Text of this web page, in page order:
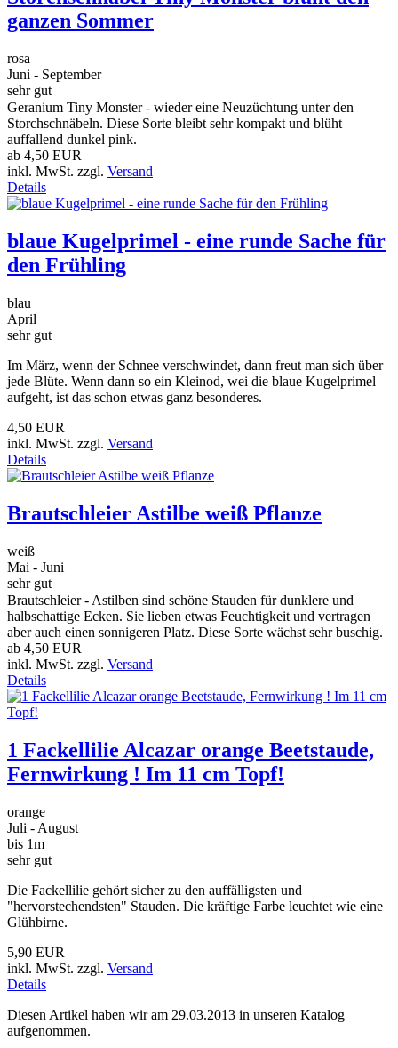
ganzen Sommer
rosa
Juni - September
sehr gut
Geranium Tiny Monster - wieder eine Neuzüchtung unter den
Storchschnäbeln. Diese Sorte bleibt sehr kompakt und blüht
auffallend dunkel pink.
ab 4,50 EUR
inkl. MwSt. zzgl. Versand
Details
blaue Kugelprimel - eine runde Sache für
den Frühling
blau
April
sehr gut
Im März, wenn der Schnee verschwindet, dann freut man sich über
jede Blüte. Wenn dann so ein Kleinod, wei die blaue Kugelprimel
aufgeht, ist das schon etwas ganz besonderes.
4,50 EUR
inkl. MwSt. zzgl. Versand
Details
Brautschleier Astilbe weiß Pflanze
weiß
Mai - Juni
sehr gut
Brautschleier - Astilben sind schöne Stauden für dunklere und
halbschattige Ecken. Sie lieben etwas Feuchtigkeit und vertragen
aber auch einen sonnigeren Platz. Diese Sorte wächst sehr buschig.
ab 4,50 EUR
inkl. MwSt. zzgl. Versand
Details
1 Fackellilie Alcazar orange Beetstaude,
Fernwirkung ! Im 11 cm Topf!
orange
Juli - August
bis 1m
sehr gut
Die Fackellilie gehört sicher zu den auffälligsten und
"hervorstechendsten" Stauden. Die kräftige Farbe leuchtet wie eine
Glühbirne.
5,90 EUR
inkl. MwSt. zzgl. Versand
Details
Diesen Artikel haben wir am 29.03.2013 in unseren Katalog
aufgenommen.